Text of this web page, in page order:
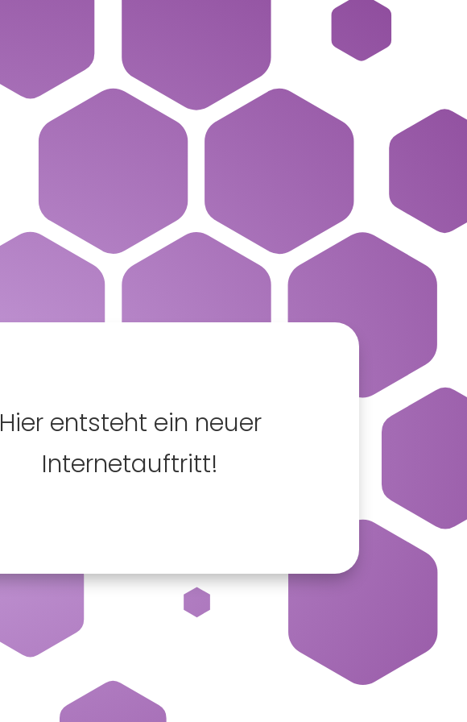
Hier entsteht ein neuer
Internetauftritt!